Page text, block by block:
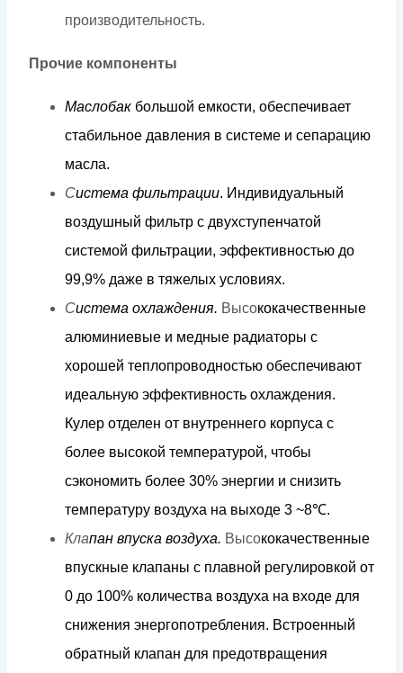
производительность.
Прочие компоненты
Маслобак большой емкости, обеспечивает
стабильное давления в системе и сепарацию
масла.
Система фильтрации. И ндивидуальный
воздушный фильтр с двухступенчатой
системой фильтрации, эффективностью до
99,9% даже в тяжелых условиях.
Система охлаждения. Высококачественные
алюминиевые и медные радиаторы с
хорошей теплопроводностью обеспечивают
идеальную эффективность охлаждения.
Кулер отделен от внутреннего корпуса с
более высокой температурой, чтобы
сэкономить более 30% энергии и снизить
температуру воздуха на выходе 3 ~8℃.
Клапан впуска воздуха. Высококачественные
впускные клапаны с плавной регулировкой от
0 до 100% количества воздуха на входе для
снижения энергопотребления. Встроенный
обратный клапан для предотвращения